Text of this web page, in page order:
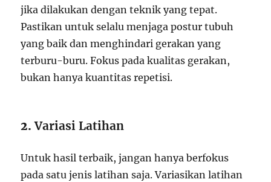
jika dilakukan dengan teknik yang tepat.
Pastikan untuk selalu menjaga postur tubuh
yang baik dan menghindari gerakan yang
terburu-buru. Fokus pada kualitas gerakan,
bukan hanya kuantitas repetisi.
2.Variasi Latihan
Untuk hasil terbaik, jangan hanya berfokus
pada satu jenis latihan saja. Variasikan latihan